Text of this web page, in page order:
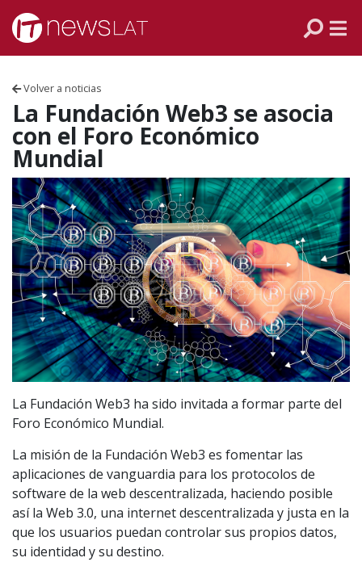
Skip to content
Volver a noticias
La Fundación Web3 se asocia
con el Foro Económico
Mundial
La Fundación Web3 ha sido invitada a formar parte del
Foro Económico Mundial.
La misión de la Fundación Web3 es fomentar las
aplicaciones de vanguardia para los protocolos de
software de la web descentralizada, haciendo posible
así la Web 3.0, una internet descentralizada y justa en la
que los usuarios puedan controlar sus propios datos,
su identidad y su destino.
VENEZUELA
ECUADOR
PERÚ
CHILE
ARGENTINA
MÉXICO